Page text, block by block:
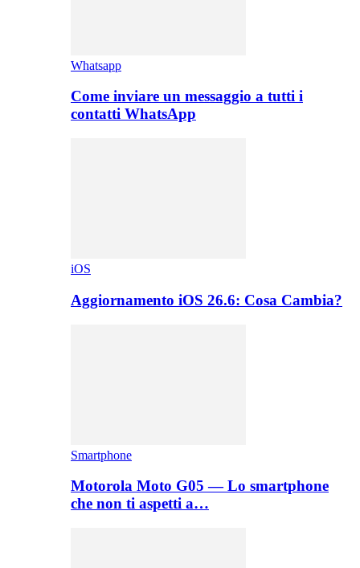
Whatsapp
Come inviare un messaggio a tutti i
contatti WhatsApp
iOS
Aggiornamento iOS 26.6: Cosa Cambia?
Smartphone
Motorola Moto G05 — Lo smartphone
che non ti aspetti a…